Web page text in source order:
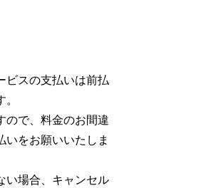
ビスの支払いは前払
ので、料金のお間違
いをお願いいたしま
い場合、キャンセル